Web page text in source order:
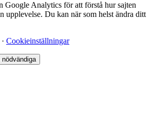
Google Analytics för att förstå hur sajten
upplevelse. Du kan när som helst ändra ditt
· Cookieinställningar
nödvändiga